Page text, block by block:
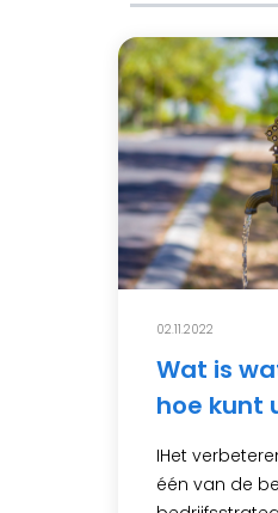
02.11.2022
Wat is
hoe kunt
IHet
één van de